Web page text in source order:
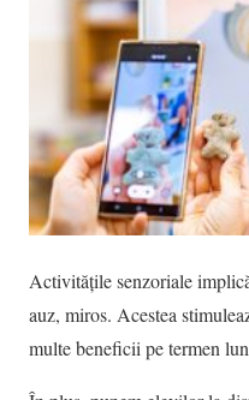
Activitățile senzoriale
auz, miros. Acestea
multe beneficii pe termen